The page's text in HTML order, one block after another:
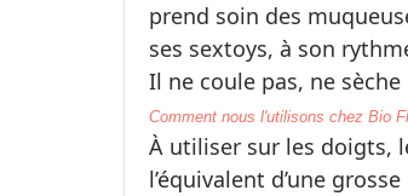
prend soin des
ses sextoys, à son
Il ne coule pas, ne
Comment nous l'utilisons chez Bio
À utiliser sur les doigts,
l’équivalent d’une